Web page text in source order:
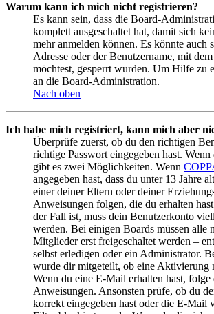
Warum kann ich mich nicht registrieren?
Es kann sein, dass die Board-
komplett ausgeschaltet hat, damit sich
mehr anmelden können. Es könnte auch
Adresse oder der Benutzername, mit
möchtest, gesperrt wurden. Um Hilfe zu
an die Board-Administration.
Nach oben
Ich habe mich registriert, kann mich aber
Überprüfe zuerst, ob du den richtigen
richtige Passwort eingegeben hast. Wenn
gibt es zwei Möglichkeiten. Wenn
angegeben hast, dass du unter 13 Jahre
einer deiner Eltern oder deiner
Anweisungen folgen, die du erhalten
der Fall ist, muss dein Benutzerkonto
werden. Bei einigen Boards müssen alle
Mitglieder erst freigeschaltet werden –
selbst erledigen oder ein Administrator.
wurde dir mitgeteilt, ob eine Aktivierung
Wenn du eine E-Mail erhalten hast, folge
Anweisungen. Ansonsten prüfe, ob du
korrekt eingegeben hast oder die E-Mail